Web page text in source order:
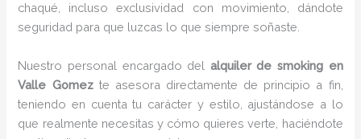
chaqué, incluso exclusividad con movimiento, dándote
seguridad para que luzcas lo que siempre soñaste.
Nuestro personal encargado del alquiler de smoking en
Valle Gomezte asesora directamente de principio a fin,
teniendo en cuenta tu carácter y estilo, ajustándose a lo
que realmente necesitas y cómo quieres verte, haciéndote